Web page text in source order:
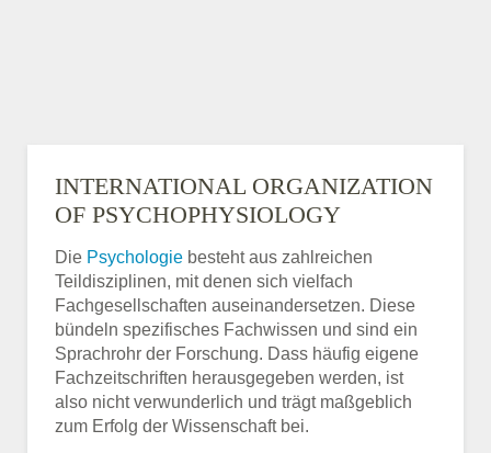
INTERNATIONAL ORGANIZATION
OF PSYCHOPHYSIOLOGY
Die Psychologie besteht aus zahlreichen
Teildisziplinen, mit denen sich vielfach
Fachgesellschaften auseinandersetzen. Diese
bündeln spezifisches Fachwissen und sind ein
Sprachrohr der Forschung. Dass häufig eigene
Fachzeitschriften herausgegeben werden, ist
also nicht verwunderlich und trägt maßgeblich
zum Erfolg der Wissenschaft bei.